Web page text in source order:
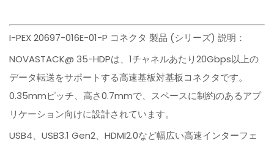
I-PEX 20697-016E-01-P コネクタ 製品 (シリーズ) 説明：
NOVASTACK@ 35-HDPは、1チャネルあたり20Gbps以上の
データ転送をサポートする高速基板対基板コネクタです。
0.35mmピッチ、高さ0.7mmで、スペースに制約のあるアプ
リケーション向けに設計されています。
USB4、USB3.1 Gen2、HDMI2.0など幅広い高速インターフェ